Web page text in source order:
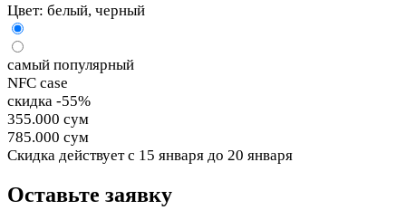
Цвет: белый, черный
самый популярный
NFC case
скидка -55%
355.000 сум
785.000 сум
Cкидка действуетс 15 января до 20 января
Оставьте заявку